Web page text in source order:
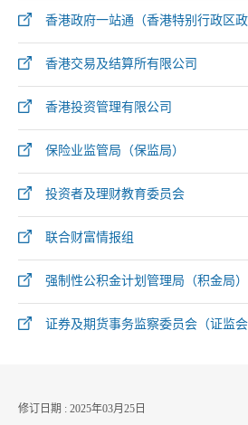
香港政府一站通（香港特别行政区政
香港交易及结算所有限公司
香港投资管理有限公司
保险业监管局（保监局）
投资者及理财教育委员会
联合财富情报组
强制性公积金计划管理局（积金局）
证券及期货事务监察委员会（证监会
修订日期 : 2025年03月25日